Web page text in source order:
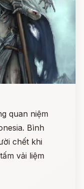
quan niệm
Bình
chết khi
vải liệm